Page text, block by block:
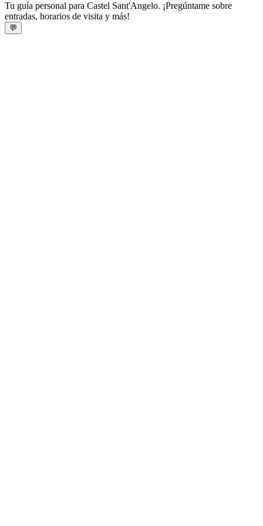
Tu guía personal para Castel Sant'Angelo. ¡Pregúntame sobre
entradas, horarios de visita y más!
💬